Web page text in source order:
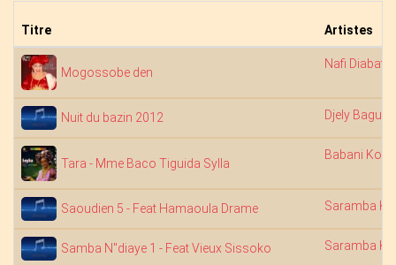
Titre Artistes
Mogossobe den
Nafi Diabaté
Nuit du bazin 2012 Djely Bagui
Tara - Mme Baco Tiguida Sylla
Babani Koné
Saoudien 5 - Feat Hamaoula Drame Saramba
Samba N"diaye 1 - Feat Vieux Sissoko Saramba